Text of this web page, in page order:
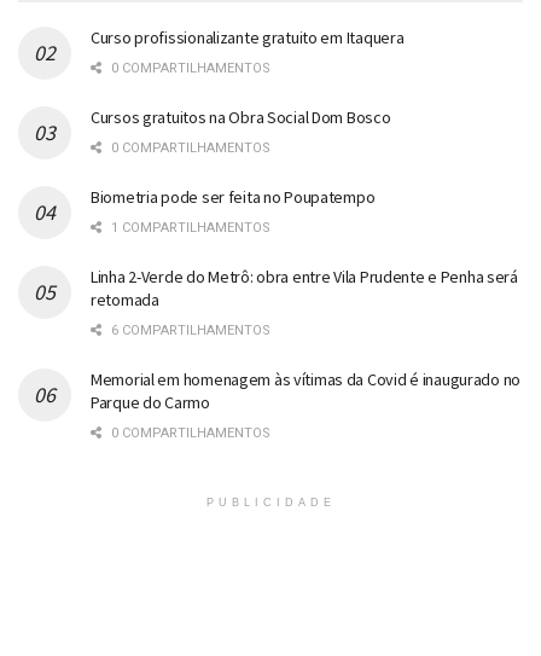
Curso profissionalizante gratuito em Itaquera
0 COMPARTILHAMENTOS
Cursos gratuitos na Obra Social Dom Bosco
0 COMPARTILHAMENTOS
Biometria pode ser feita no Poupatempo
1 COMPARTILHAMENTOS
Linha 2-Verde do Metrô: obra entre Vila Prudente e Penha será
retomada
6 COMPARTILHAMENTOS
Memorial em homenagem às vítimas da Covid é inaugurado no
Parque do Carmo
0 COMPARTILHAMENTOS
PUBLICIDADE